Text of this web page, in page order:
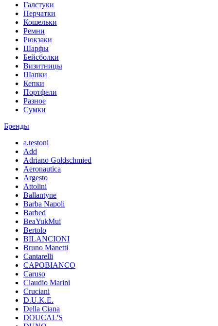
Галстуки
Перчатки
Кошельки
Ремни
Рюкзаки
Шарфы
Бейсболки
Визитницы
Шапки
Кепки
Портфели
Разное
Сумки
Бренды
a.testoni
Add
Adriano Goldschmied
Aeronautica
Argesto
Attolini
Ballantyne
Barba Napoli
Barbed
BeaYukMui
Bertolo
BILANCIONI
Bruno Manetti
Cantarelli
CAPOBIANCO
Caruso
Claudio Marini
Cruciani
D.U.K.E.
Della Ciana
DOUCAL'S